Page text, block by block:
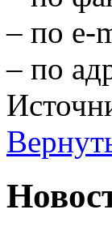
– по e-
– по